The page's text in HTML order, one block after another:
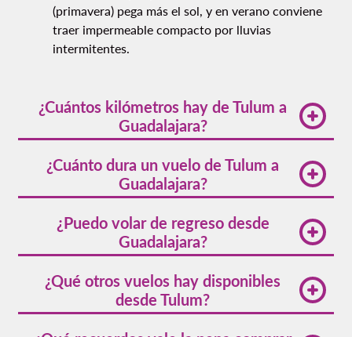
(primavera) pega más el sol, y en verano conviene
traer impermeable compacto por lluvias
intermitentes.
¿Cuántos kilómetros hay de Tulum a
Guadalajara?
de 1,013 millas (o 1,630 km). Esta distancia se
recorre en vuelo directo sin necesidad de escalas
intermedias.
¿Cuánto dura un vuelo de Tulum a
Guadalajara?
toma 2 horas y 27 minutos. 2 horas y 27 minutos es
el tiempo promedio de vuelo de Guadalajara a
Tulum. Los tiempos pueden variar ligeramente
según condiciones de viento y tráfico aéreo.
¿Puedo volar de regreso desde
Guadalajara?
operados por Volaris con diferentes horarios que
facilitan la planificación de tu viaje redondo según
tus necesidades.
¿Qué otros vuelos hay disponibles
desde Tulum?